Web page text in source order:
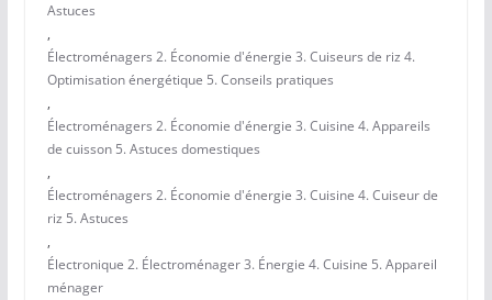
Astuces
,
Électroménagers 2. Économie d'énergie 3. Cuiseurs de riz 4.
Optimisation énergétique 5. Conseils pratiques
,
Électroménagers 2. Économie d'énergie 3. Cuisine 4. Appareils
de cuisson 5. Astuces domestiques
,
Électroménagers 2. Économie d'énergie 3. Cuisine 4. Cuiseur de
riz 5. Astuces
,
Électronique 2. Électroménager 3. Énergie 4. Cuisine 5. Appareil
ménager